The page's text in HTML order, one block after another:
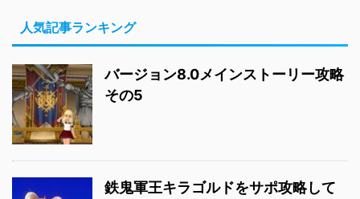
人気記事ランキング
バージョン8.0メインストーリー攻略
その5
鉄鬼軍王キラゴルドをサポ攻略して